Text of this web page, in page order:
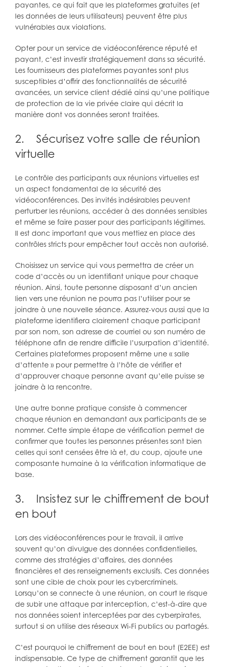
payantes, ce qui fait que les plateformes gratuites (et
les données de leurs utilisateurs) peuvent être plus
vulnérables aux violations.
Opter pour un service de vidéoconférence réputé et
payant, c’est investir stratégiquement dans sa sécurité.
Les fournisseurs des plateformes payantes sont plus
susceptibles d’offrir des fonctionnalités de sécurité
avancées, un service client dédié ainsi qu’une politique
de protection de la vie privée claire qui décrit la
manière dont vos données seront traitées.
2. Sécurisez votre salle de réunion
virtuelle
Le contrôle des participants aux réunions virtuelles est
un aspect fondamental de la sécurité des
vidéoconférences. Des invités indésirables peuvent
perturber les réunions, accéder à des données sensibles
et même se faire passer pour des participants légitimes.
Il est donc important que vous mettiez en place des
contrôles stricts pour empêcher tout accès non autorisé.
Choisissez un service qui vous permettra de créer un
code d’accès ou un identifiant unique pour chaque
réunion. Ainsi, toute personne disposant d’un ancien
lien vers une réunion ne pourra pas l’utiliser pour se
joindre à une nouvelle séance. Assurez-vous aussi que la
plateforme identifiera clairement chaque participant
par son nom, son adresse de courriel ou son numéro de
téléphone afin de rendre difficile l’usurpation d’identité.
Certaines plateformes proposent même une « salle
d’attente » pour permettre à l’hôte de vérifier et
d’approuver chaque personne avant qu’elle puisse se
joindre à la rencontre.
Une autre bonne pratique consiste à commencer
chaque réunion en demandant aux participants de se
nommer. Cette simple étape de vérification permet de
confirmer que toutes les personnes présentes sont bien
celles qui sont censées être là et, du coup, ajoute une
composante humaine à la vérification informatique de
base.
3. Insistez sur le chiffrement de bout
en bout
Lors des vidéoconférences pour le travail, il arrive
souvent qu’on divulgue des données confidentielles,
comme des stratégies d’affaires, des données
financières et des renseignements exclusifs. Ces données
sont une cible de choix pour les cybercriminels.
Lorsqu’on se connecte à une réunion, on court le risque
de subir une attaque par interception, c’est-à-dire que
nos données soient interceptées par des cyberpirates,
surtout si on utilise des réseaux Wi‑Fi publics ou partagés.
C’est pourquoi le chiffrement de bout en bout (E2EE) est
indispensable. Ce type de chiffrement garantit que les